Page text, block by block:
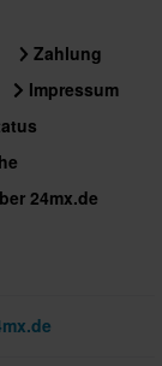
Zahlung
Impressum
24mx.de